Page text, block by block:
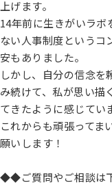
上げます。
14年前に生きがいラ
ない人事制度というコ
安もありました。
しかし、自分の信念を
み続けて、私が思い描
てきたように感じてい
これからも頑張ってま
願いします！
◆◆ご質問やご相談は